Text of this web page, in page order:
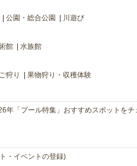
公園・総合公園 川遊び
館 水族館
狩り 果物狩り・収穫体験
年「プール特集」おすすめスポットをチ
・イベントの登録)